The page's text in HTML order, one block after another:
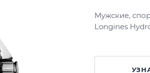
Мужские,
Longines